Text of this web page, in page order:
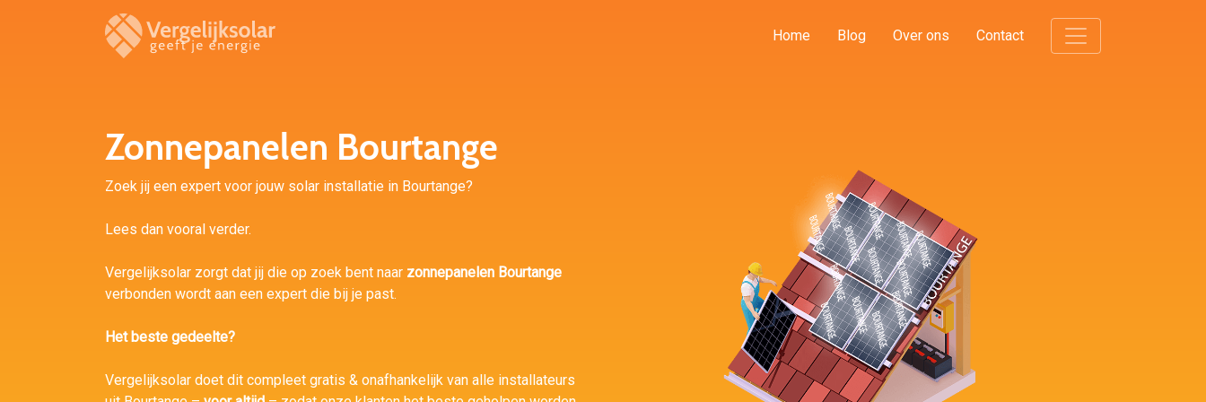
Home Blog Over ons Contact
Zonnepanelen Bourtange
Zoek jij een expert voor jouw solar installatie in Bourtange?
Lees dan vooral verder.
Vergelijksolar zorgt dat jij die op zoek bent naar zonnepanelen Bourtange
verbonden wordt aan een expert die bij je past.
Het beste gedeelte?
Vergelijksolar doet dit compleet gratis & onafhankelijk van alle installateurs